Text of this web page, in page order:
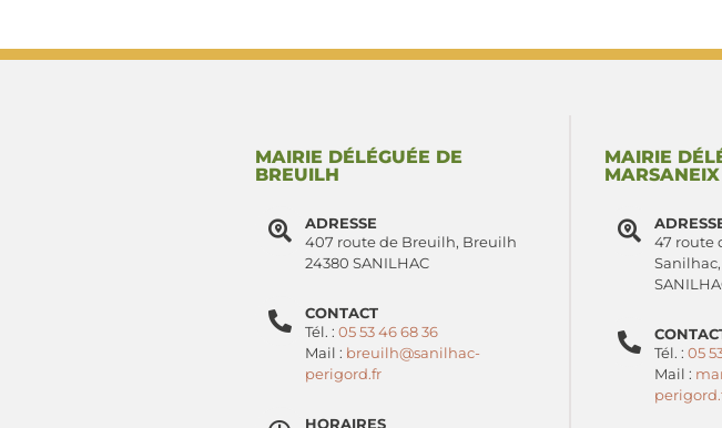
MAIRIE DÉLÉGUÉE DE
BREUILH
ADRESSE
407 route de Breuilh, Breuilh
24380 SANILHAC
CONTACT
Tél. : 05 53 46 68 36
Mail : breuilh@sanilhac-
perigord.fr
HORAIRES
MAIRIE
MARSANEIX
47 route
Tél. : 05
Mail :